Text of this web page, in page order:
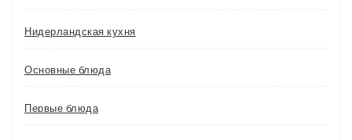
Нидерландская кухня
Основные блюда
Первые блюда